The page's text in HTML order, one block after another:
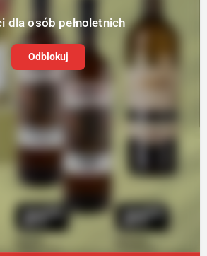
dla osób pełnoletnich
Odblokuj